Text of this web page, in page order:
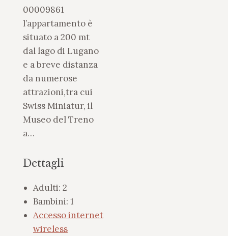
00009861
l’appartamento è
situato a 200 mt
dal lago di Lugano
e a breve distanza
da numerose
attrazioni,tra cui
Swiss Miniatur, il
Museo del Treno
a…
Dettagli
Adulti: 2
Bambini: 1
Accesso internet
wireless